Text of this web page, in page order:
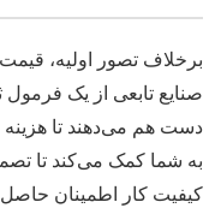
تصور اولیه،
تابعی از یک فرمول
هم می‌دهند تا هزینه
شما کمک می‌کند تا
کار اطمینان حاصل